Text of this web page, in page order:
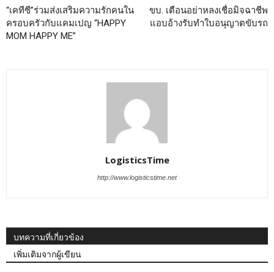
“เคทีซี”ร่วมส่งเสริมความรักคนใน
ครอบครัวกับแคมเปญ “HAPPY
MOM HAPPY ME”
ขบ. เตือนอย่าหลงเชื่อมิจฉาชีพ
แอบอ้างรับทำใบอนุญาตขับรถ
LogisticsTime
http://www.logisticstime.net
บทความที่เกี่ยวข้อง
เพิ่มเติมจากผู้เขียน